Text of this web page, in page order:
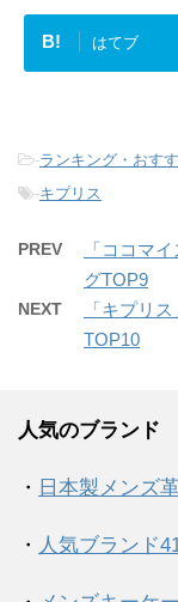
B! はてブ
-ランキング・おす
-キプリス
PREV
「ココマ
グTOP9
NEXT
「キプリ
TOP10
人気のブランド
・ 日本製メンズ
・ 人気ブランド